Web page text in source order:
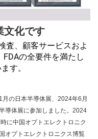
文化です
査、顧客サービスおよ
FDAの全要件を満たし
す。
の日本半導体展、2024年6月
導体展に参加しました。2024
に中国オプトエレクトロニク
オプトエレクトロニクス博覧